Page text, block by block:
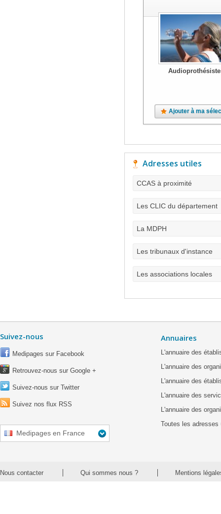
Ajouter à ma
Adresses utiles
CCAS à proximité
Les CLIC du département
La MDPH
Les tribunaux d'instance
Les associations locales
Suivez-nous
Medipages sur Facebook
Retrouvez-nous sur Google +
Suivez-nous sur Twitter
Suivez nos flux RSS
Medipages en France
Annuaires
L'annuaire des
L'annuaire des
L'annuaire des
L'annuaire des
L'annuaire des
Toutes les adresses
Nous contacter Qui sommes nous ? Mentions